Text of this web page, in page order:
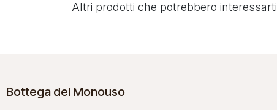
Altri prodotti che potrebbero interessarti
Bottega del Monouso